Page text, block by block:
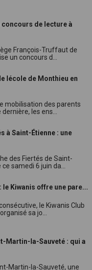
concours de lecture à
François-Truffaut de
un concours d...
lécole de Monthieu en
mobilisation des parents
les ens...
à Saint-Étienne : une
des Fiertés de Saint-
samedi 6 juin da...
le Kiwanis offre une pare...
le Kiwanis Club
sa jo...
Martin-la-Sauveté : qui a
Martin-la-Sauveté, une